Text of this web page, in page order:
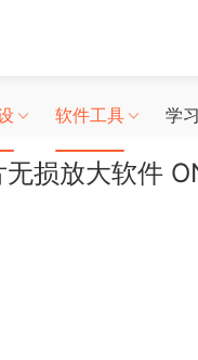
软件工具 学
损放大软件